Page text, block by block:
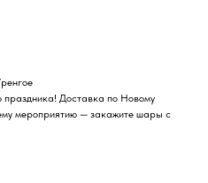
Доставка по Новому
мероприятию — закажите шары с